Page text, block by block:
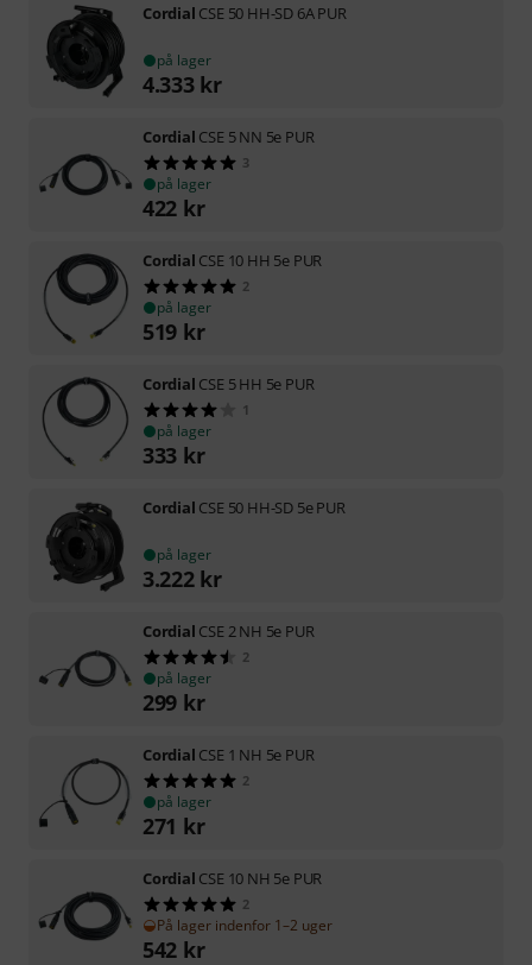
Cordial CSE 50 HH-SD 6A PUR
på lager
4.333 kr
Cordial CSE 5 NN 5e PUR
3
på lager
422 kr
Cordial CSE 10 HH 5e PUR
2
på lager
519 kr
Cordial CSE 5 HH 5e PUR
1
på lager
333 kr
Cordial CSE 50 HH-SD 5e PUR
på lager
3.222 kr
Cordial CSE 2 NH 5e PUR
2
på lager
299 kr
Cordial CSE 1 NH 5e PUR
2
på lager
271 kr
Cordial CSE 10 NH 5e PUR
2
På lager indenfor 1–2 uger
542 kr